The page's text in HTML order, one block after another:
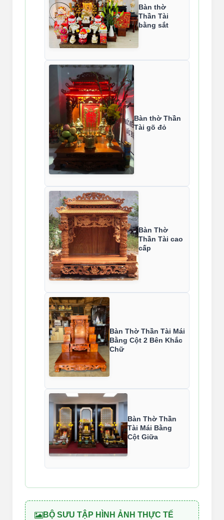
Bàn thờ
Thần Tài
bằng sắt
Bàn thờ Thần
Tài gõ đỏ
Bàn Thờ
Thần Tài cao
cấp
Bàn Thờ Thần Tài Mái
Bằng Cột 2 Bên Khắc
Chữ
Bàn Thờ Thần
Tài Mái Bằng
Cột Giữa
BỘ SƯU TẬP HÌNH ẢNH THỰC TẾ